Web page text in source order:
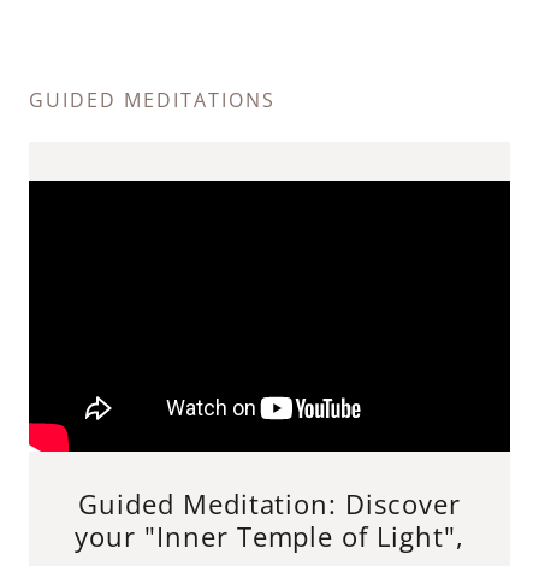
GUIDED MEDITATIONS
Guided Meditation: Discover
your "Inner Temple of Light",